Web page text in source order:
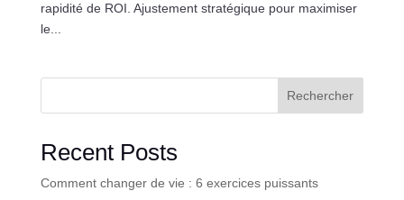
rapidité de ROI. Ajustement stratégique pour maximiser
le...
Rechercher
Recent Posts
Comment changer de vie : 6 exercices puissants